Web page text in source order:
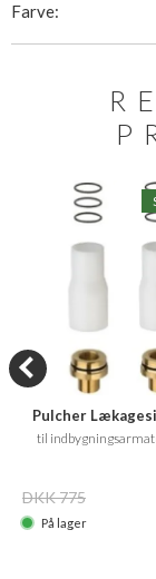
Farve:
Pulcher
til
DKK 775
På lager